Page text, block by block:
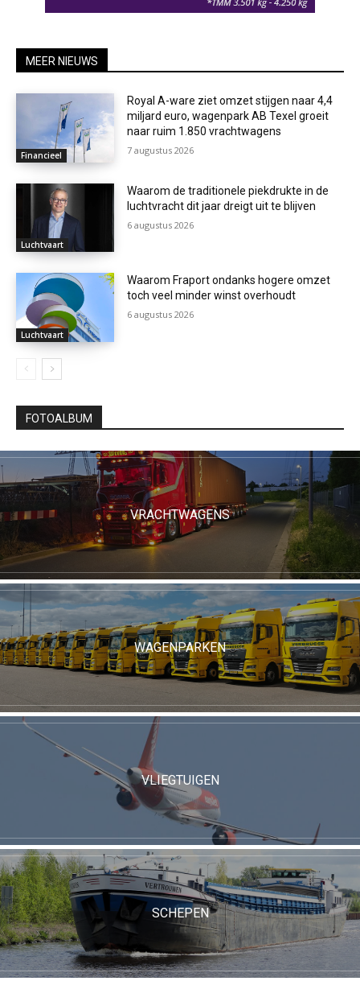
MEER NIEUWS
Financieel
Royal A-ware ziet omzet stijgen naar 4,4
miljard euro, wagenpark AB Texel groeit
naar ruim 1.850 vrachtwagens
7 augustus 2026
Luchtvaart
Waarom de traditionele piekdrukte in de
luchtvracht dit jaar dreigt uit te blijven
6 augustus 2026
Luchtvaart
Waarom Fraport ondanks hogere omzet
toch veel minder winst overhoudt
6 augustus 2026
FOTOALBUM
VRACHTWAGENS
WAGENPARKEN
VLIEGTUIGEN
SCHEPEN